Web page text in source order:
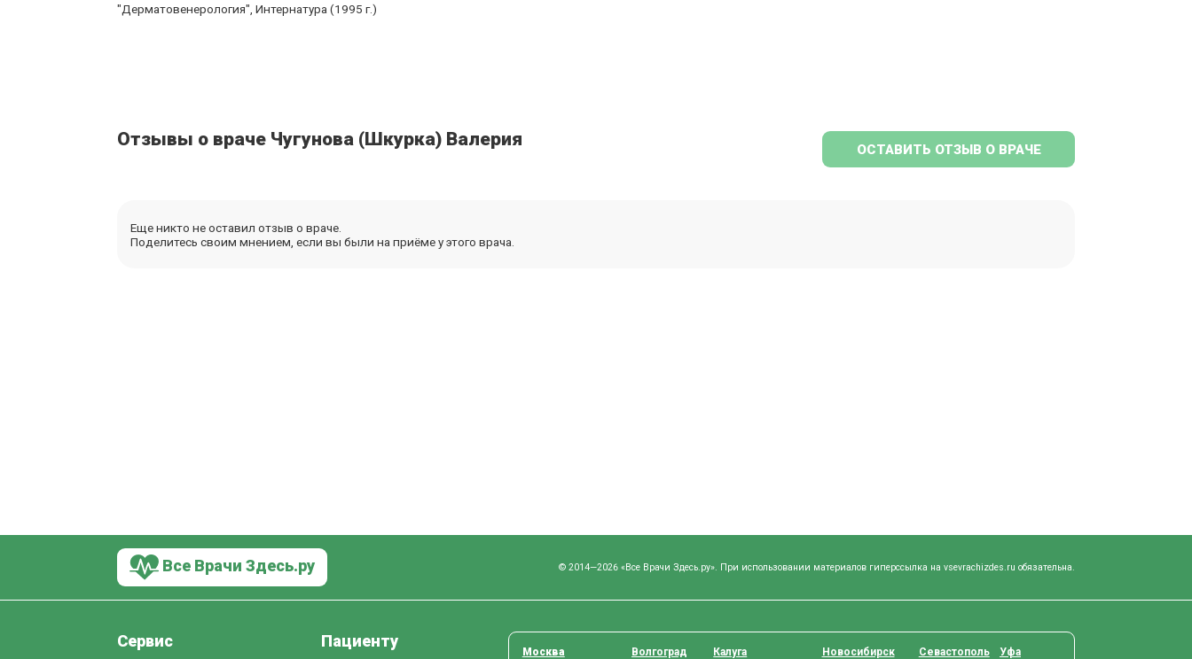
"Дерматовенерология", Интернатура (1995 г.)
Отзывы о враче Чугунова (Шкурка) Валерия ОСТАВИТЬ ОТЗЫВ О ВРАЧЕ
Еще никто не оставил отзыв о враче.
Поделитесь своим мнением, если вы были на приёме у этого врача.
Все Врачи Здесь.ру © 2014—2026 «Все Врачи Здесь.ру». При использовании материалов гиперссылка на vsevrachizdes.ru обязательна.
Сервис Пациенту
Москва Волгоград Калуга Новосибирск Севастополь Уфа